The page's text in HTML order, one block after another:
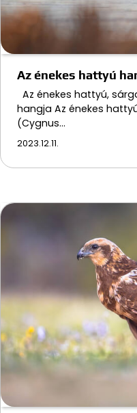
Az énekes hattyú
Az énekes hattyú,
hangja Az énekes
(Cygnus…
2023.12.11.